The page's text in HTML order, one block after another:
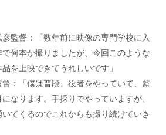
彦監督：「数年前に映像の専門学校に入
何本か撮りましたが、今回このような
を上映できてうれしいです」
督：「僕は普段、役者をやっていて、監
なります。手探りでやっていますが、
てくるのでこれからも撮り続けていき